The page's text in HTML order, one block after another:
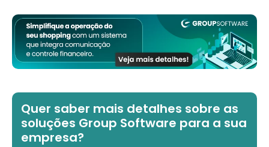
Quer saber mais detalhes sobre as
soluções Group Software para a sua
empresa?